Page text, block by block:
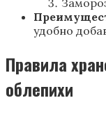
удобно
Правила
облепихи